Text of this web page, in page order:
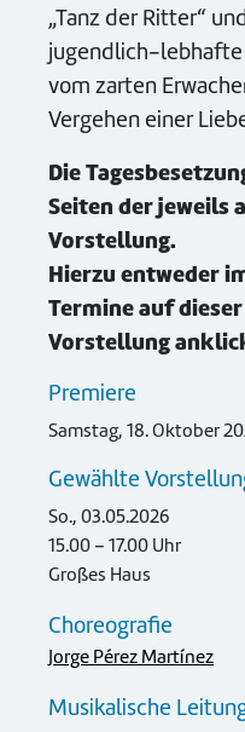
„Tanz der Ritter“
jugendlich-lebhafte
vom zarten
Vergehen einer
Die
Seiten der jeweils
Vorstellung.
Hierzu entweder
Termine auf
Vorstellung
Premiere
Samstag, 18. Oktober
Gewählte
So., 03.05.2026
15.00 – 17.00 Uhr
Großes Haus
Choreografie
Jorge Pérez Martínez
Musikalische